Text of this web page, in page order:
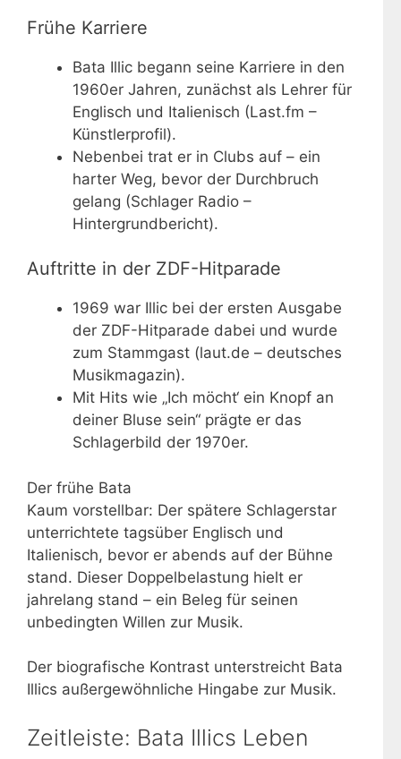
Frühe Karriere
Bata Illic begann seine Karriere in den
1960er Jahren, zunächst als Lehrer für
Englisch und Italienisch (Last.fm –
Künstlerprofil).
Nebenbei trat er in Clubs auf – ein
harter Weg, bevor der Durchbruch
gelang (Schlager Radio –
Hintergrundbericht).
Auftritte in der ZDF-Hitparade
1969 war Illic bei der ersten Ausgabe
der ZDF-Hitparade dabei und wurde
zum Stammgast (laut.de – deutsches
Musikmagazin).
Mit Hits wie „Ich möcht‘ ein Knopf an
deiner Bluse sein“ prägte er das
Schlagerbild der 1970er.
Der frühe Bata
Kaum vorstellbar: Der spätere Schlagerstar
unterrichtete tagsüber Englisch und
Italienisch, bevor er abends auf der Bühne
stand. Dieser Doppelbelastung hielt er
jahrelang stand – ein Beleg für seinen
unbedingten Willen zur Musik.
Der biografische Kontrast unterstreicht Bata
Illics außergewöhnliche Hingabe zur Musik.
Zeitleiste: Bata Illics Leben